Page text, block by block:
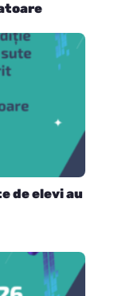
de elevi au